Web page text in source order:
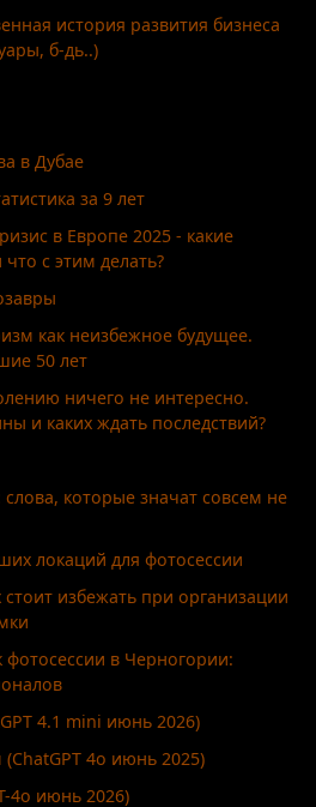
история развития бизнеса
б-дь..)
в Дубае
за 9 лет
в Европе 2025 - какие
с этим делать?
как неизбежное будущее.
50 лет
ничего не интересно.
и каких ждать последствий?
которые значат совсем не
локаций для фотосессии
избежать при организации
фотосессии в Черногории:
4.1 mini июнь 2026)
4o июнь 2025)
4o июнь 2026)